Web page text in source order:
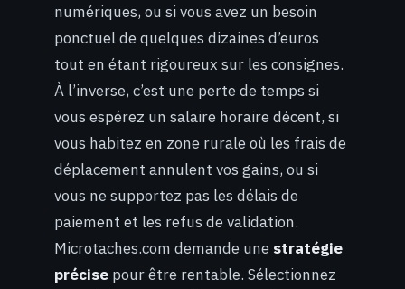
numériques, ou si vous avez un besoin
ponctuel de quelques dizaines d’euros
tout en étant rigoureux sur les consignes.
À l’inverse, c’est une perte de temps si
vous espérez un salaire horaire décent, si
vous habitez en zone rurale où les frais de
déplacement annulent vos gains, ou si
vous ne supportez pas les délais de
paiement et les refus de validation.
Microtaches.com demande une stratégie
précise pour être rentable. Sélectionnez